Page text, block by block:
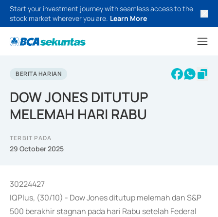
Start your investment journey with seamless access to the
stock market wherever you are. Learn More
BERITA HARIAN
DOW JONES DITUTUP
MELEMAH HARI RABU
TERBIT PADA
29 October 2025
30224427
IQPlus, (30/10) - Dow Jones ditutup melemah dan S&P
500 berakhir stagnan pada hari Rabu setelah Federal